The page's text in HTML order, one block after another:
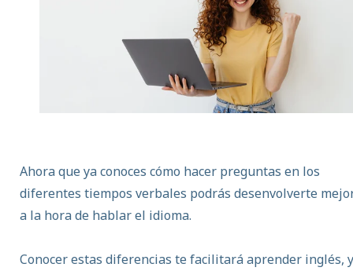
Ahora que ya conoces cómo hacer preguntas en los
diferentes tiempos verbales podrás desenvolverte
a la hora de hablar el idioma.
Conocer estas diferencias te facilitará aprender inglés, y